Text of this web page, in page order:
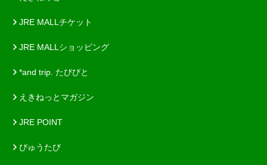
JRE MALLチケット
JRE MALLショッピング
*and trip. たびびと
えきねっとマガジン
JRE POINT
びゅうたび